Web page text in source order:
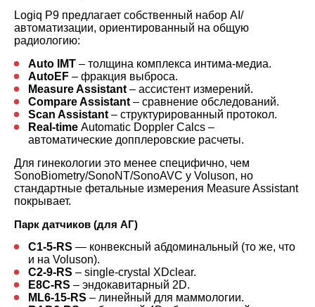
Logiq P9 предлагает собственный набор AI/
автоматизации, ориентированный на общую
радиологию:
Auto IMT – толщина комплекса интима-медиа.
AutoEF – фракция выброса.
Measure Assistant – ассистент измерений.
Compare Assistant – сравнение обследований.
Scan Assistant – структурированный протокол.
Real-time Automatic Doppler Calcs –
автоматические допплеровские расчеты.
Для гинекологии это менее специфично, чем
SonoBiometry/SonoNT/SonoAVC у Voluson, но
стандартные фетальные измерения Measure Assistant
покрывает.
Парк датчиков (для АГ)
C1-5-RS — конвексный абдоминальный (то же, что
и на Voluson).
C2-9-RS – single-crystal XDclear.
E8C-RS – эндокавитарный 2D.
ML6-15-RS – линейный для маммологии.